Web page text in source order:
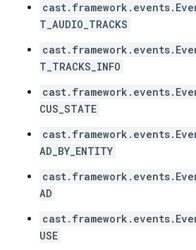
T_AUDIO_TRACKS
T_TRACKS_INFO
CUS_STATE
AD_BY_ENTITY
AD
USE